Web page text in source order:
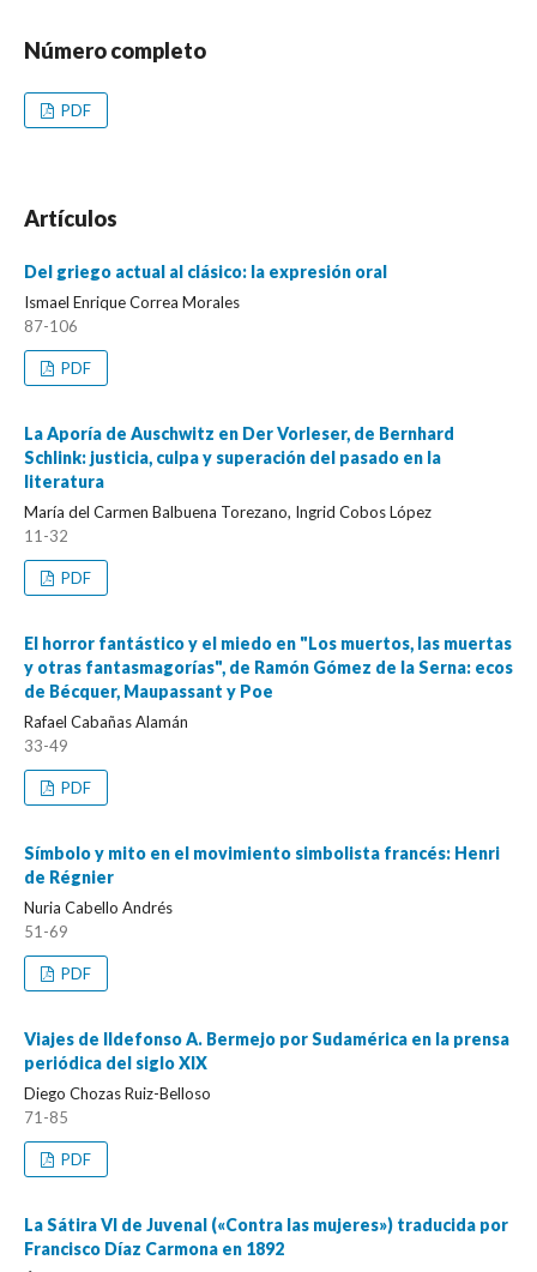
Número completo
PDF
Artículos
Del griego actual al clásico: la expresión oral
Ismael Enrique Correa Morales
87-106
PDF
La Aporía de Auschwitz en Der Vorleser, de Bernhard
Schlink: justicia, culpa y superación del pasado en la
literatura
María del Carmen Balbuena Torezano, Ingrid Cobos López
11-32
PDF
El horror fantástico y el miedo en "Los muertos, las muertas
y otras fantasmagorías", de Ramón Gómez de la Serna: ecos
de Bécquer, Maupassant y Poe
Rafael Cabañas Alamán
33-49
PDF
Símbolo y mito en el movimiento simbolista francés: Henri
de Régnier
Nuria Cabello Andrés
51-69
PDF
Viajes de Ildefonso A. Bermejo por Sudamérica en la prensa
periódica del siglo XIX
Diego Chozas Ruiz-Belloso
71-85
PDF
La Sátira VI de Juvenal («Contra las mujeres») traducida por
Francisco Díaz Carmona en 1892